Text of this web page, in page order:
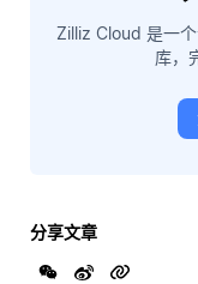
Zilliz Cloud 是一
库，
分享文章